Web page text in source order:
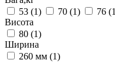
53 (1) 70 (1) 76
Висота
80 (1)
Ширина
260 мм (1)